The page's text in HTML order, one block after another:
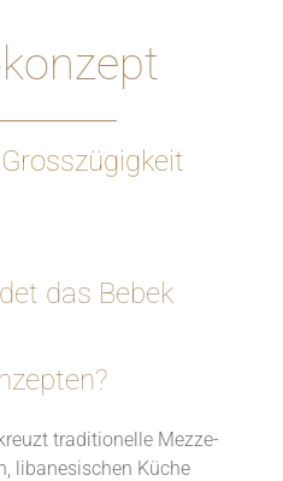
das Bebek
traditionelle Mezze-
libanesischen Küche